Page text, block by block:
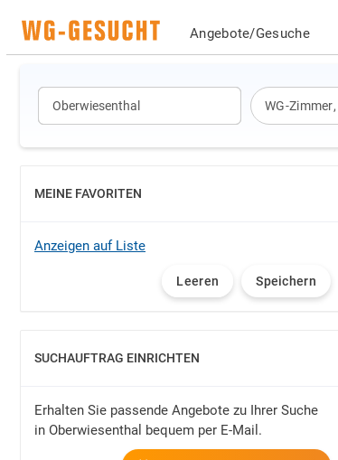
Angebote/Gesuche
WG-Zimmer,
MEINE FAVORITEN
EINBLENDEN
Anzeigen auf Liste
Leeren Speichern
SUCHAUFTRAG EINRICHTEN
EINBLENDEN
Erhalten Sie passende Angebote zu Ihrer Suche
in Oberwiesenthal bequem per E-Mail.